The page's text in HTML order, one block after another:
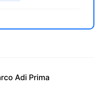
Adi Prima